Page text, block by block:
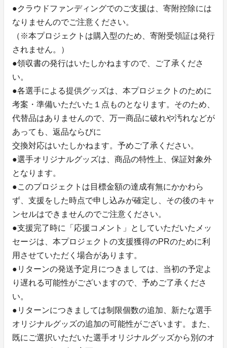
●クラウドファンディングでのご支援は、寄附控除には
なりませんのでご注意ください。
（※本プロジェクトは購入型のため、寄附受領証は発行
されません。）
●領収書の発行はいたしかねますので、ご了承くださ
い。
●各選手による提供グッズは、本プロジェクトのために
考案・準備いただいた１点ものとなります。そのため、
代替品はありませんので、万一商品に破れや汚れなどが
あっても、返品ならびに
交換対応はいたしかねます。予めご了承ください。
●選手オリジナルグッズは、商品の特性上、保証対象外
となります。
●このプロジェクトは目標金額の達成有無にかかわら
ず、支援をした時点で申し込みが確定し、その後のキャ
ンセルはできませんのでご注意ください。
●支援完了時に「応援コメント」としていただいたメッ
セージは、本プロジェクトの支援獲得のPRのために利
用させていただく場合があります。
●リターンの発送予定月につきましては、当初の予定よ
り遅れる可能性がございますので、予めご了承くださ
い。
●リターンにつきましては制限個数の追加、新たな選手
オリジナルグッズの追加の可能性がございます。また、
既にご選択いただいた選手オリジナルグッズから別のオ